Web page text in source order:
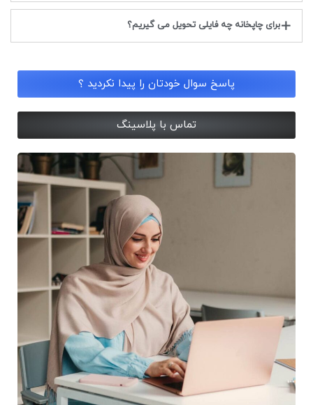
برای چاپخانه چه فایلی تحویل می گیریم؟
پاسخ سوال خودتان را پیدا نکردید ؟
تماس با پلاسینگ